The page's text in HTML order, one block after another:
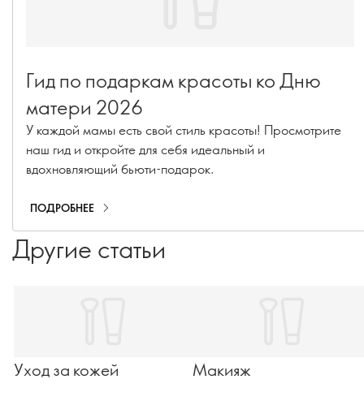
Гид по подаркам красоты ко Дню
матери 2026
У каждой мамы есть свой стиль красоты! Просмотрите
наш гид и откройте для себя идеальный и
вдохновляющий бьюти-подарок.
ПОДРОБНЕЕ
Другие статьи
Уход за кожей Макияж